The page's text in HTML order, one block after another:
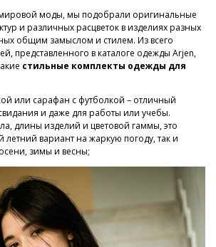
моды, мы подобрали оригинальные
и различных расцветок в изделиях разных
общим замыслом и стилем. Из всего
представленного в каталоге одежды Arjen,
стильные комплекты одежды для
или сарафан с футболкой – отличный
и даже для работы или учебы.
длины изделий и цветовой гаммы, это
летний вариант на жаркую погоду, так и
зимы и весны;